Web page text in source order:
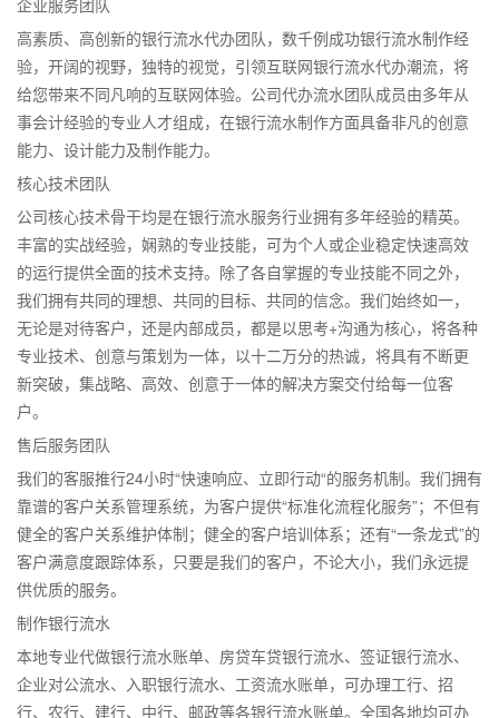
企业服务团队
高素质、高创新的银行流水代办团队，数千例成功银行流水制作经
验，开阔的视野，独特的视觉，引领互联网银行流水代办潮流，将
给您带来不同凡响的互联网体验。公司代办流水团队成员由多年从
事会计经验的专业人才组成，在银行流水制作方面具备非凡的创意
能力、设计能力及制作能力。
核心技术团队
公司核心技术骨干均是在银行流水服务行业拥有多年经验的精英。
丰富的实战经验，娴熟的专业技能，可为个人或企业稳定快速高效
的运行提供全面的技术支持。除了各自掌握的专业技能不同之外，
我们拥有共同的理想、共同的目标、共同的信念。我们始终如一，
无论是对待客户，还是内部成员，都是以思考+沟通为核心，将各种
专业技术、创意与策划为一体，以十二万分的热诚，将具有不断更
新突破，集战略、高效、创意于一体的解决方案交付给每一位客
户。
售后服务团队
我们的客服推行24小时“快速响应、立即行动“的服务机制。我们拥有
靠谱的客户关系管理系统，为客户提供“标准化流程化服务”；不但有
健全的客户关系维护体制；健全的客户培训体系；还有“一条龙式”的
客户满意度跟踪体系，只要是我们的客户，不论大小，我们永远提
供优质的服务。
制作银行流水
本地专业代做银行流水账单、房贷车贷银行流水、签证银行流水、
企业对公流水、入职银行流水、工资流水账单，可办理工行、招
行、农行、建行、中行、邮政等各银行流水账单。全国各地均可办